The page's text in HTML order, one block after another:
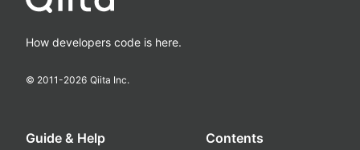
How developers code is here.
© 2011-2026 Qiita Inc.
Guide & Help Contents